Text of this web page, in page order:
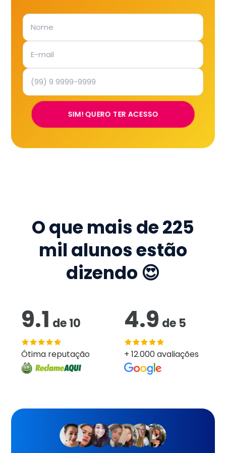
SIM! QUERO TER ACESSO
O que mais de225
mil alunos estão
dizendo 😍
9.1 de10
Ótima reputação
4.9 de 5
+ 12.000 avaliações